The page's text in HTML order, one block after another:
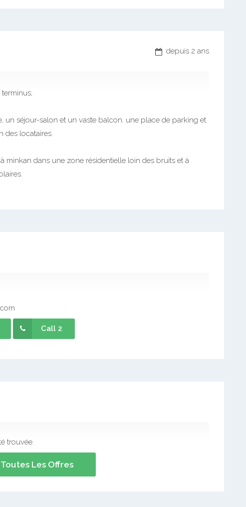
depuis 2 ans
un séjour-salon et un vaste balcon. une place de parking et
des locataires.
minkan dans une zone résidentielle loin des bruits et à
Call 2
trouvée.
Toutes Les Offres